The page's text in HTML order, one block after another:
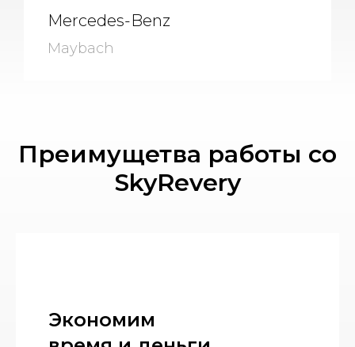
Mercedes-Benz
Maybach
Преимущетва работы со
SkyRevery
Экономим